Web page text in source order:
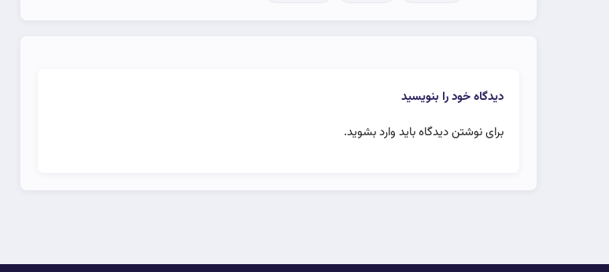
دیدگاه خود را بنویسید
برای نوشتن دیدگاه باید وارد بشوید.